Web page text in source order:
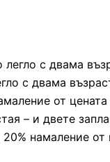
с двама
с двама
от
– и двете
намаление